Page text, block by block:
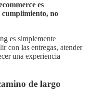
es
no
es simplemente
con las entregas, atender
una experiencia
de largo